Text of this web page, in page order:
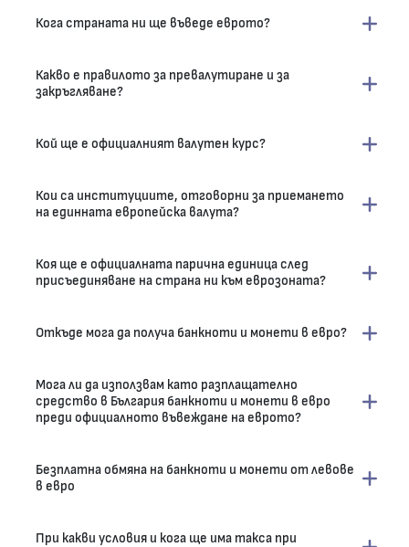
Кога страната ни ще въведе еврото?
Какво е правилото за превалутиране и за
закръгляване?
Кой ще е официалният валутен курс?
Кои са институциите, отговорни за приемането
на единната европейска валута?
Коя ще е официалната парична единица след
присъединяване на страна ни към еврозоната?
Откъде мога да получа банкноти и монети в евро?
Мога ли да използвам като разплащателно
средство в България банкноти и монети в евро
преди официалното въвеждане на еврото?
Безплатна обмяна на банкноти и монети от левове
в евро
При какви условия и кога ще има такса при